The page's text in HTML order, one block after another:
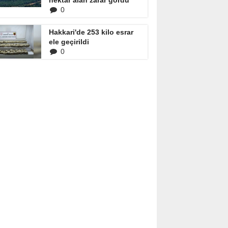
0
Hakkari'de 253 kilo esrar
ele geçirildi
0